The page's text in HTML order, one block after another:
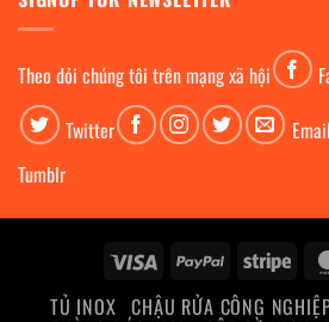
Theo dỏi chúng tôi trên mạng xã hội
Twitter
Email
Tumblr
Visa PayPal Stripe
TỦ INOX CHẬU RỬA CÔNG